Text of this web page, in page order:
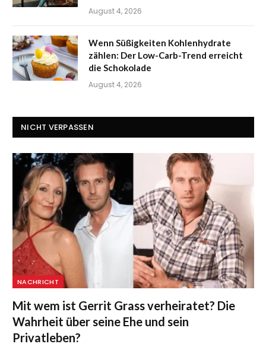
August 4, 2026
Wenn Süßigkeiten Kohlenhydrate
zählen: Der Low-Carb-Trend erreicht
die Schokolade
August 4, 2026
NICHT VERPASSEN
NACHRICHT
Mit wem ist Gerrit Grass verheiratet? Die
Wahrheit über seine Ehe und sein
Privatleben?